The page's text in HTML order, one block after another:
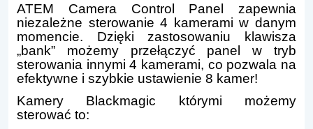
ATEM Camera Control Panel zapewnia
niezależne sterowanie 4 kamerami w danym
momencie. Dzięki zastosowaniu klawisza
„bank” możemy przełączyć panel w tryb
sterowania innymi 4 kamerami, co pozwala na
efektywne i szybkie ustawienie 8 kamer!
Kamery Blackmagic którymi możemy
sterować to: